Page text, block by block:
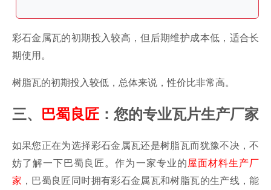
彩石金属瓦的初期投入较高，但后期维护成本低，适合长
期使用。
树脂瓦的初期投入较低，总体来说，性价比非常高。
三、 巴蜀良匠：您的专业瓦片生产厂家
如果您正在为选择彩石金属瓦还是树脂瓦而犹豫不决，不
妨了解一下巴蜀良匠。作为一家专业的屋面材料生产厂
家 ，巴蜀良匠同时拥有彩石金属瓦和树脂瓦的生产线，能